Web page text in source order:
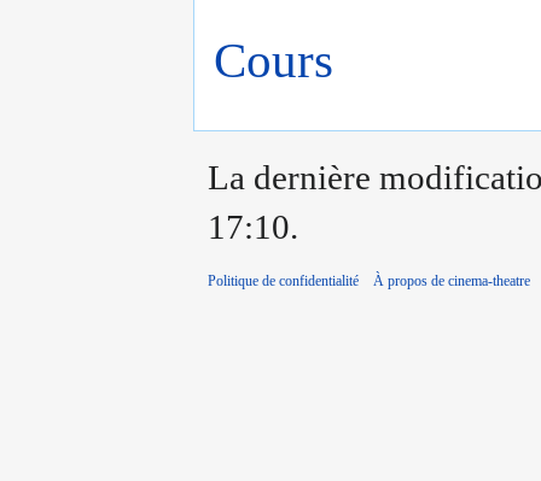
Cours
La dernière
17:10.
Politique de confidentialité À propos de cinema-theatre